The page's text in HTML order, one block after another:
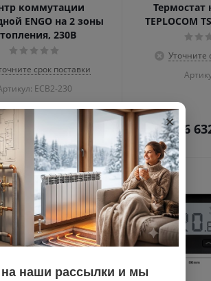
коммутации
ENGO на 2 зоны
230В
срок поставки
ECB2-230
961.96 руб.
TEPLOCOM
Уточните
16
×
наши рассылки и мы